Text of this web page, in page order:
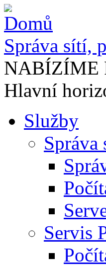
Správa sítí,
NABÍZÍME
Hlavní
Služby
Správa
Servis